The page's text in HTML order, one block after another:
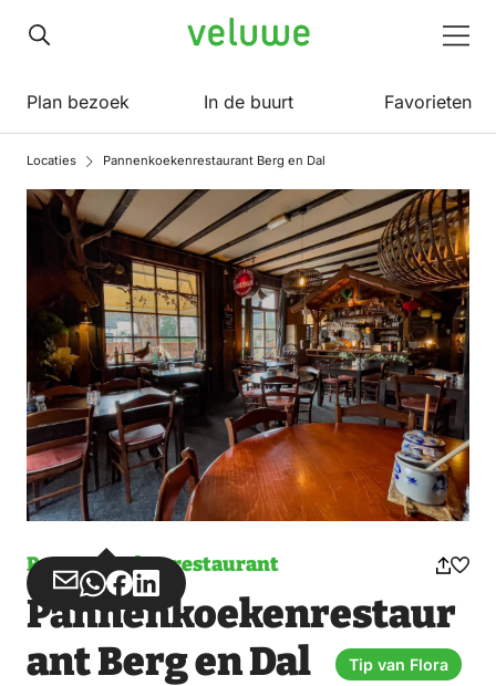
Veluwe
Plan bezoek In de buurt Favorieten
Locaties Pannenkoekenrestaurant Berg en Dal
Pannenkoekenrestaurant
Deel
via
Email
Deel
via
WhatsApp
Deel
op
Facebook
Deel
op
Pannenkoekenrestaur
ant Berg en Dal
Tip van Flora